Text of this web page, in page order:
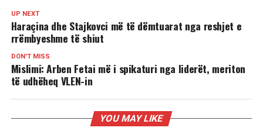
UP NEXT
Haraçina dhe Stajkovci më të dëmtuarat nga reshjet e
rrëmbyeshme të shiut
DON'T MISS
Mislimi: Arben Fetai më i spikaturi nga liderët, meriton
të udhëheq VLEN-in
YOU MAY LIKE